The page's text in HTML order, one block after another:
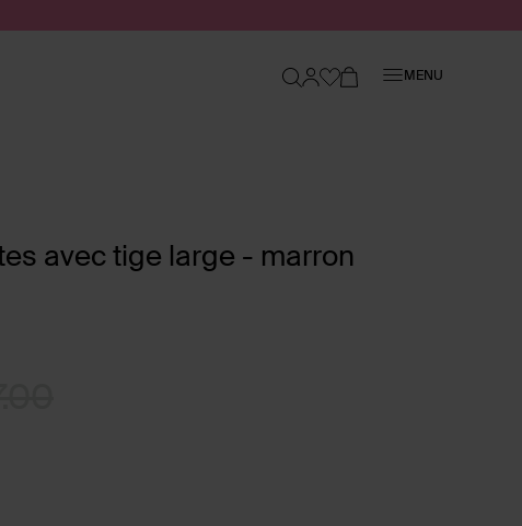
MENU
avec tige large - marron